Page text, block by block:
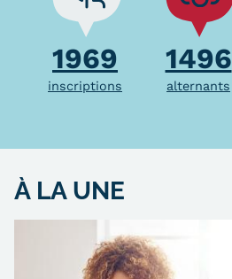
1969
inscriptions
1496
alternants
À LA UNE